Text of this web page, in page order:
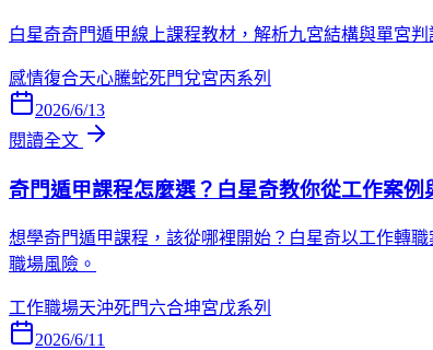
白星奇奇門遁甲線上課程教材，解析九宮結構與單宮
感情復合天心騰蛇死門兌宮丙系列
2026/6/13
閱讀全文
奇門遁甲課程怎麼選？白星奇教你從工作案
想學奇門遁甲課程，該從哪裡開始？白星奇以工作轉
職場風險。
工作職場天沖死門六合坤宮戊系列
2026/6/11